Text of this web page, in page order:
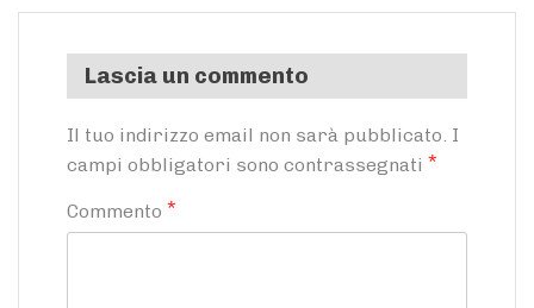
Lascia un commento
Il tuo indirizzo email non sarà pubblicato. I
campi obbligatori sono contrassegnati *
Commento *